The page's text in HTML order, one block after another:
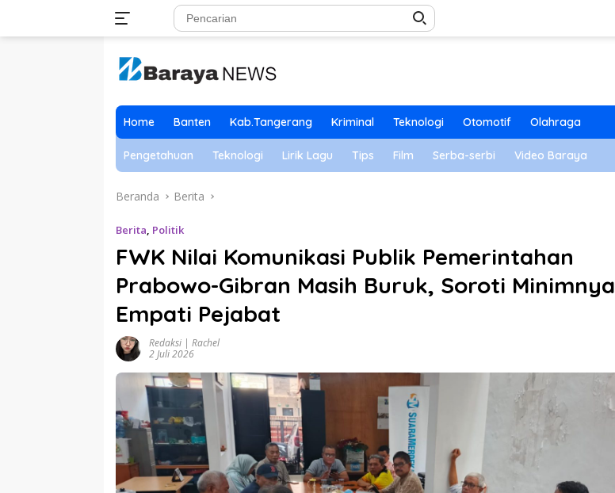
Home Banten Kab.Tangerang Kriminal Teknologi Otomotif Olahraga
Pengetahuan Teknologi Lirik Lagu Tips Film Serba-serbi Video Baraya
Beranda Berita
Berita, Politik
FWK Nilai Komunikasi Publik Pemerintahan
Prabowo-Gibran Masih Buruk, Soroti Minimnya
Empati Pejabat
Redaksi | Rachel
2 Juli 2026